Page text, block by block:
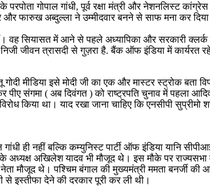
गोपाल गांधी, पूर्व रक्षा मंत्री और नेशनलिस्ट
फारुख अब्दुल्ला ने उम्मीदवार बनने से साफ मना कर दिया
वह सियासत में आने से पहले अध्यापिका और सरकारी क्लर्क
जीवन त्रासदी से गुज़रा है. बैंक ऑफ इंडिया में कार्यरत
मीडिया इसे मोदी जी का एक और मास्टर स्ट्रोक बता
संगमा ( अब दिवंगत ) को राष्ट्रपति चुनाव में पहला
किया था। याद रखा जाना चाहिए कि एनसीपी सुप्रीमो
ही नहीं बल्कि कम्युनिस्ट पार्टी ऑफ इंडिया यानि
अध्यक्ष अखिलेश यादव भी मौजूद थे। इस मौके पर राज्यसभा
मौजूद थे। पश्चिम बंगाल की मुख्यमंत्री ममता बनर्जी की
से इस्तीफा देने की दरकार पूरी कर ली थी।